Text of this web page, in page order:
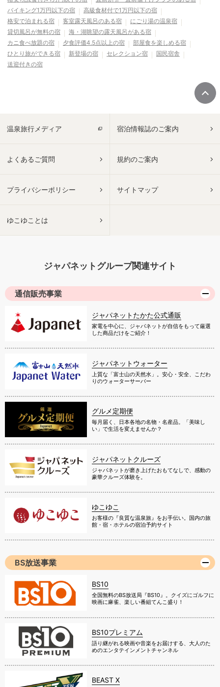
バイキング1万円以下の宿
高級食材付で1万円以下の宿
格安で泊まれる宿
客室露天風呂のある宿
にごり湯の温泉宿
貸切風呂が無料の宿
海・湖眺望の露天風呂がある宿
カニ食べ放題の宿
夕食評価4.5点以上の宿
部屋食を楽しめる宿
ひとり旅ができる宿
新登場の宿 セレクション宿
国民宿舎
送迎付きの宿
温泉旅行メディア 宿泊情報誌のご案内
よくあるご質問 規約のご案内
プライバシーポリシー サイトマップ
ゆこゆことは
ジャパネットグループ関連サイト
通信販売事業
ジャパネットたかた公式通販
家電を中心に、ジャパネットが自信をもって厳選
した商品だけをご紹介！
ジャパネットウォーター
上質な「富士山の天然水」。安心・安全、こだわ
りのウォーターサーバー
グルメ定期便
毎月届く、日本各地の名物・名産品。「美味し
い」で生活を変えませんか？
ジャパネットクルーズ
ジャパネットが磨き上げたおもてなしで、感動の
豪華クルーズ体験を。
ゆこゆこ
お客様の『良質な温泉旅』をお手伝い。国内の旅
館・宿・ホテルの宿泊予約サイト
BS放送事業
BS10
全国無料のBS放送局『BS10』。クイズにゴルフに
映画に麻雀、楽しい番組てんこ盛り！
BS10プレミアム
語り継がれる映画や音楽をお届けする、大人のた
めのエンタテインメントチャンネル
BEAST X